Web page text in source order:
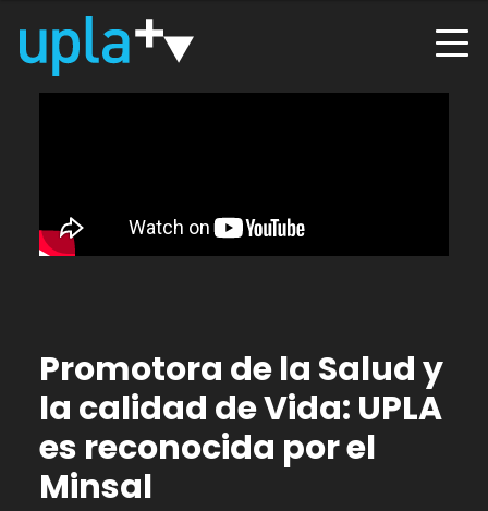
Promotora de la Salud y
la calidad de Vida: UPLA
es reconocida por el
Minsal